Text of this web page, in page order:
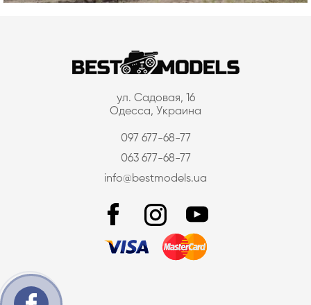
ул. Садовая, 16
Одесса, Украина
097 677-68-77
063 677-68-77
info@bestmodels.ua